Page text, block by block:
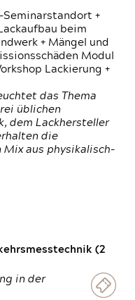
Seminarstandort +
beim
+ Mängel und
Modul
Lackierung +
das Thema
üblichen
dem Lackhersteller
die
Mix aus physikalisch-
(2
in der